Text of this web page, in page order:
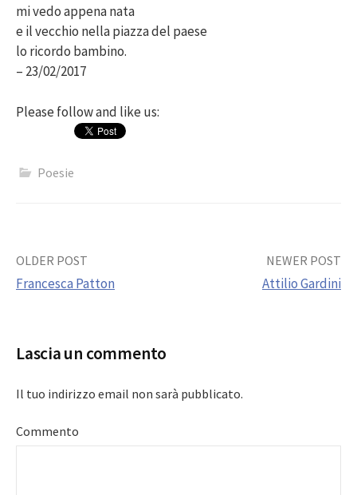
mi vedo appena nata
e il vecchio nella piazza del paese
lo ricordo bambino.
– 23/02/2017
Please follow and like us:
Poesie
Post
OLDER POST
Francesca Patton
NEWER POST
Attilio Gardini
Lascia un commento
Il tuo indirizzo email non sarà pubblicato.
Commento